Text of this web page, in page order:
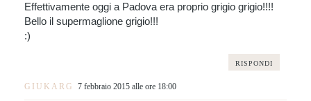
Effettivamente oggi a Padova era proprio grigio grigio!!!!
Bello il supermaglione grigio!!!
:)
RISPONDI
GIUKARG 7 febbraio 2015 alle ore 18:00